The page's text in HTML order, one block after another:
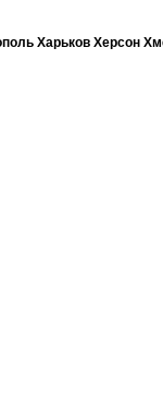
Харьков Херсон